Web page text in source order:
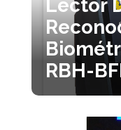
Lector
RBH-